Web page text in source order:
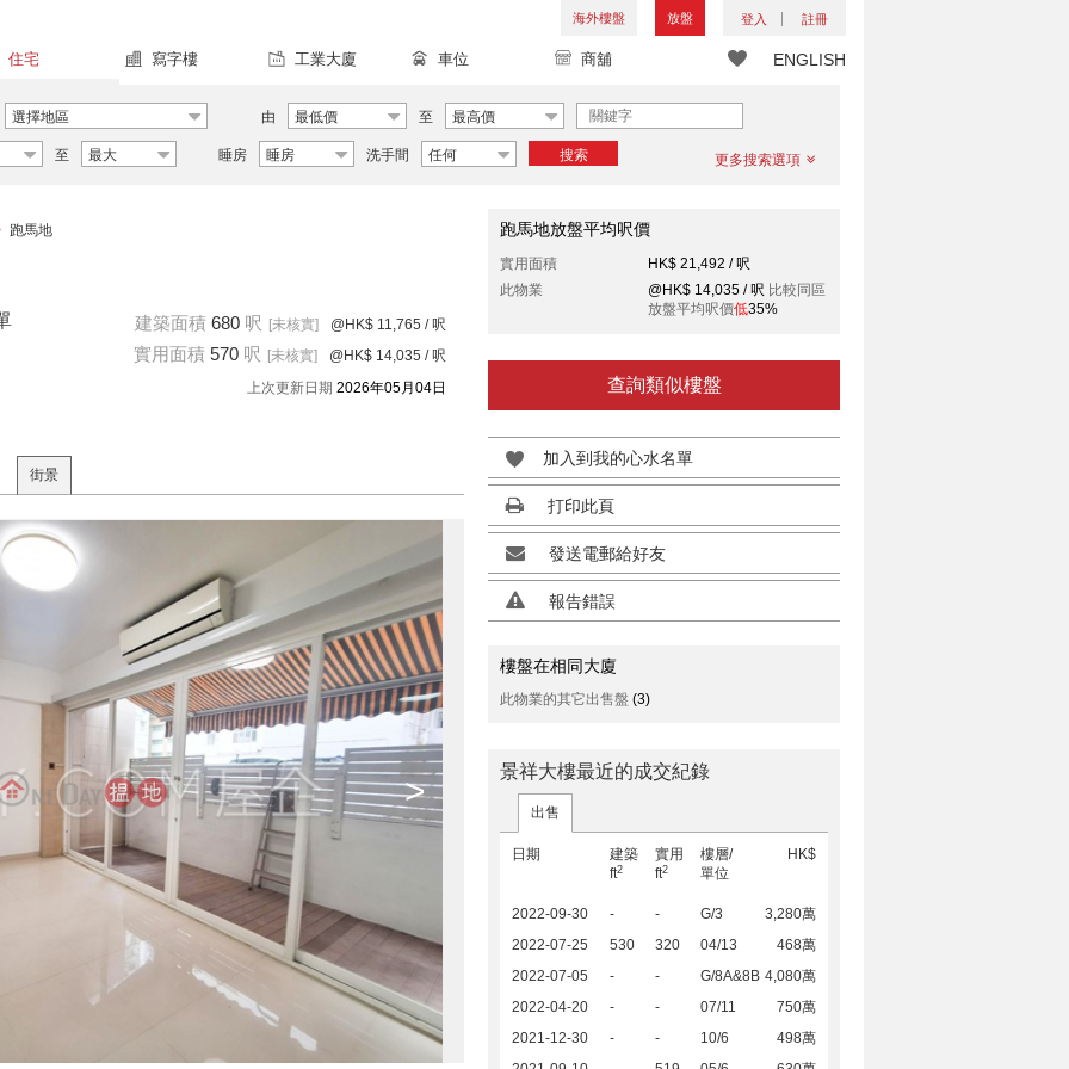
海外樓盤 放盤 登入 註冊
ENGLISH
住宅 寫字樓 工業大廈 車位 商舖
選擇地區 由 最低價 至 最高價
至 最大 睡房 睡房 洗手間 任何 搜索 更多搜索選項
跑馬地
建築面積 680 呎 [未核實] @HK$ 11,765 / 呎
實用面積 570 呎 [未核實] @HK$ 14,035 / 呎
上次更新日期 2026年05月04日
街景
>
跑馬地放盤平均呎價
實用面積
HK$ 21,492 / 呎
此物業
@HK$ 14,035 / 呎 比較同區
放盤平均呎價低35%
查詢類似樓盤
加入到我的心水名單
打印此頁
發送電郵給好友
報告錯誤
樓盤在相同大廈
此物業的其它出售盤 (3)
景祥大樓最近的成交紀錄
出售
日期
建築
ft2
實用
ft2
樓層/
單位
HK$
2022-09-30 - - G/3
3,280萬
2022-07-25
530 320 04/13
468萬
2022-07-05
- - G/8A&8B 4,080萬
2022-04-20
- - 07/11
750萬
2021-12-30
- - 10/6
498萬